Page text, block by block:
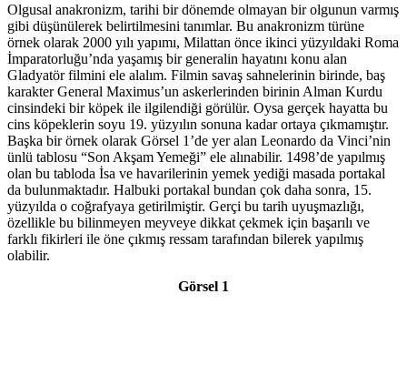
Olgusal anakronizm, tarihi bir dönemde olmayan bir olgunun varmış
gibi düşünülerek belirtilmesini tanımlar. Bu anakronizm türüne
örnek olarak 2000 yılı yapımı, Milattan önce ikinci yüzyıldaki Roma
İmparatorluğu’nda yaşamış bir generalin hayatını konu alan
Gladyatör filmini ele alalım. Filmin savaş sahnelerinin birinde, baş
karakter General Maximus’un askerlerinden birinin Alman Kurdu
cinsindeki bir köpek ile ilgilendiği görülür. Oysa gerçek hayatta bu
cins köpeklerin soyu 19. yüzyılın sonuna kadar ortaya çıkmamıştır.
Başka bir örnek olarak Görsel 1’de yer alan Leonardo da Vinci’nin
ünlü tablosu “Son Akşam Yemeği” ele alınabilir. 1498’de yapılmış
olan bu tabloda İsa ve havarilerinin yemek yediği masada portakal
da bulunmaktadır. Halbuki portakal bundan çok daha sonra, 15.
yüzyılda o coğrafyaya getirilmiştir. Gerçi bu tarih uyuşmazlığı,
özellikle bu bilinmeyen meyveye dikkat çekmek için başarılı ve
farklı fikirleri ile öne çıkmış ressam tarafından bilerek yapılmış
olabilir.
Görsel 1